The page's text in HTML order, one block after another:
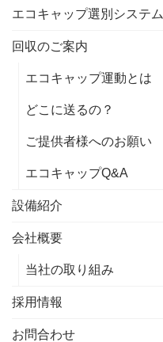
エコキャップ選別システム
回収のご案内
エコキャップ運動とは
どこに送るの？
ご提供者様へのお願い
エコキャップQ&A
設備紹介
会社概要
当社の取り組み
採用情報
お問合わせ